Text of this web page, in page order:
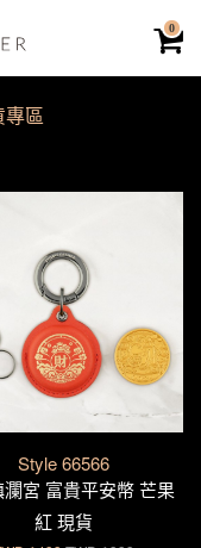
0
區
Style 66566
瀾宮 富貴平安幣 芒果
紅 現貨